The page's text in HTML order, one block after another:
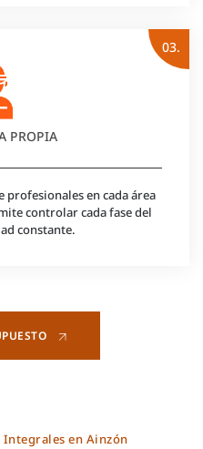
03.
PROPIA
profesionales en cada área
controlar cada fase del
constante.
Integrales en Ainzón